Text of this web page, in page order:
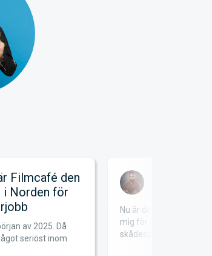
Filmcafé den
i Norden för
av 2025. Då
seriöst inom
Nu är det mer än 12 år
mig för att satsa på
skådespela...